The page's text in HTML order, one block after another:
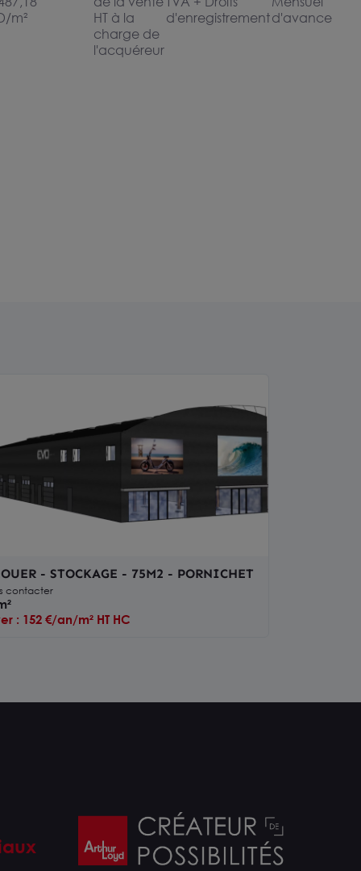
m²
HT à la
charge de
l'acquéreur
d'enregistrementd'avance
- STOCKAGE - 75M2 - PORNICHET
contacter
: 152 €/an/m² HT HC